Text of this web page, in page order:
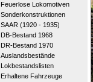
Feuerlose Lokomotiven
Sonderkonstruktionen
SAAR (1920 - 1935)
DB-Bestand 1968
DR-Bestand 1970
Auslandsbestände
Lokbestandslisten
Erhaltene Fahrzeuge